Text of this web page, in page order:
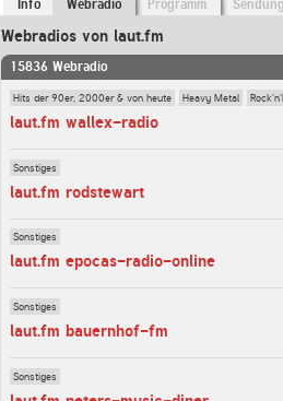
Info Webradio Programm
Webradios von laut.fm
15836 Webradio
Hits der 90er, 2000er & von heute Heavy Metal
laut.fm wallex-radio
Sonstiges
laut.fm rodstewart
Sonstiges
laut.fm epocas-radio-online
Sonstiges
laut.fm bauernhof-fm
Sonstiges